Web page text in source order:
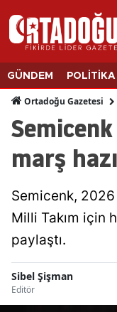
GÜNDEM POLİTİKA
Ortadoğu Gazetesi
marş
Semicenk,
Milli Takım için
paylaştı.
Sibel Şişman
Editör